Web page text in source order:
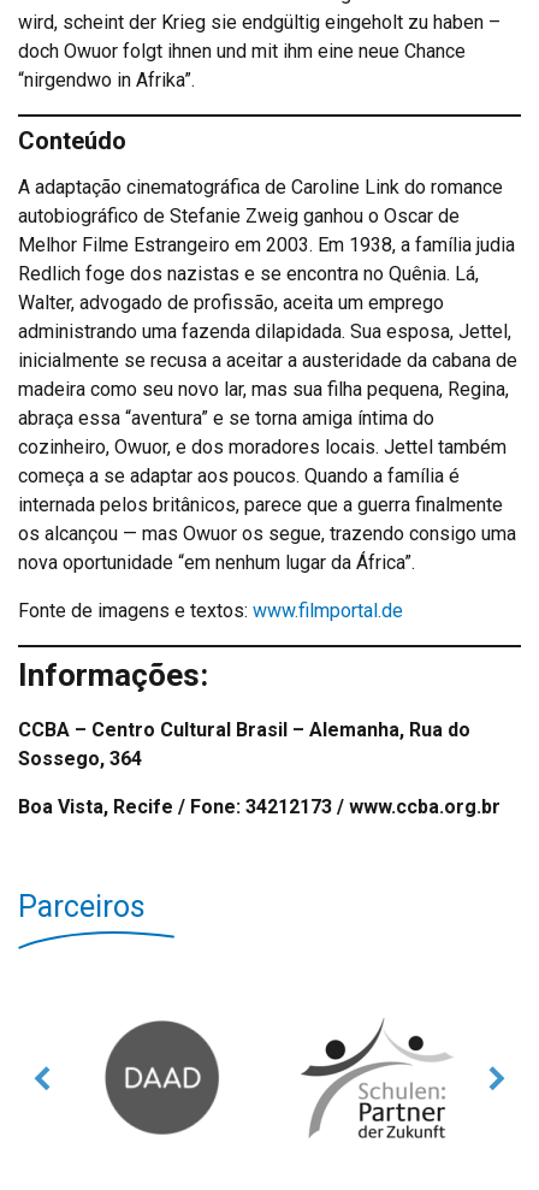
wird, scheint der Krieg sie endgültig eingeholt zu haben –
doch Owuor folgt ihnen und mit ihm eine neue Chance
“nirgendwo in Afrika”.
Conteúdo
A adaptação cinematográfica de Caroline Link do romance
autobiográfico de Stefanie Zweig ganhou o Oscar de
Melhor Filme Estrangeiro em 2003. Em 1938, a família judia
Redlich foge dos nazistas e se encontra no Quênia. Lá,
Walter, advogado de profissão, aceita um emprego
administrando uma fazenda dilapidada. Sua esposa, Jettel,
inicialmente se recusa a aceitar a austeridade da cabana de
madeira como seu novo lar, mas sua filha pequena, Regina,
abraça essa “aventura” e se torna amiga íntima do
cozinheiro, Owuor, e dos moradores locais. Jettel também
começa a se adaptar aos poucos. Quando a família é
internada pelos britânicos, parece que a guerra finalmente
os alcançou — mas Owuor os segue, trazendo consigo uma
nova oportunidade “em nenhum lugar da África”.
Fonte de imagens e textos: www.filmportal.de
Informações:
CCBA – Centro Cultural Brasil – Alemanha, Rua do
Sossego, 364
Boa Vista, Recife / Fone: 34212173 / www.ccba.org.br
Parceiros